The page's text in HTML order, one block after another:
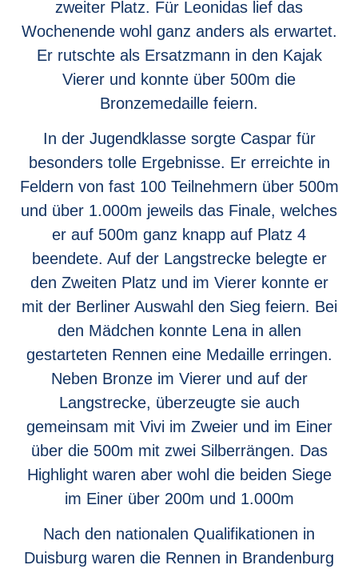
zweiter Platz. Für Leonidas lief das
Wochenende wohl ganz anders als erwartet.
Er rutschte als Ersatzmann in den Kajak
Vierer und konnte über 500m die
Bronzemedaille feiern.
In der Jugendklasse sorgte Caspar für
besonders tolle Ergebnisse. Er erreichte in
Feldern von fast 100 Teilnehmern über 500m
und über 1.000m jeweils das Finale, welches
er auf 500m ganz knapp auf Platz 4
beendete. Auf der Langstrecke belegte er
den Zweiten Platz und im Vierer konnte er
mit der Berliner Auswahl den Sieg feiern. Bei
den Mädchen konnte Lena in allen
gestarteten Rennen eine Medaille erringen.
Neben Bronze im Vierer und auf der
Langstrecke, überzeugte sie auch
gemeinsam mit Vivi im Zweier und im Einer
über die 500m mit zwei Silberrängen. Das
Highlight waren aber wohl die beiden Siege
im Einer über 200m und 1.000m
Nach den nationalen Qualifikationen in
Duisburg waren die Rennen in Brandenburg